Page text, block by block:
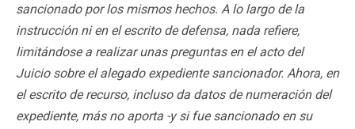
sancionado por los mismos hechos. A lo largo de la
instrucción ni en el escrito de defensa, nada refiere,
limitándose a realizar unas preguntas en el acto del
Juicio sobre el alegado expediente sancionador. Ahora, en
el escrito de recurso, incluso da datos de numeración del
expediente, más no aporta -y si fue sancionado en su